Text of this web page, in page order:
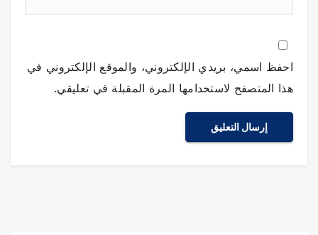
احفظ اسمي، بريدي الإلكتروني، والموقع الإلكتروني في
هذا المتصفح لاستخدامها المرة المقبلة في تعليقي.